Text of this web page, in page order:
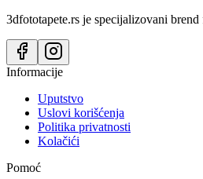
3dfototapete.rs je specijalizovani
Informacije
Uputstvo
Uslovi korišćenja
Politika privatnosti
Kolačići
Pomoć